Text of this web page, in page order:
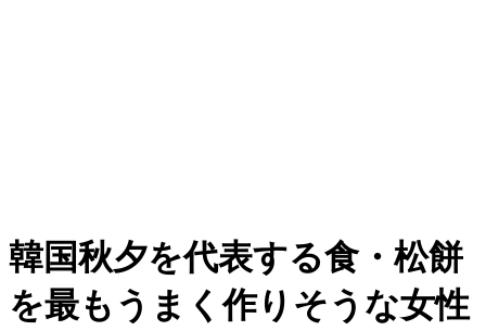
韓国秋夕を代表する食・松餅
を最もうまく作りそうな女性